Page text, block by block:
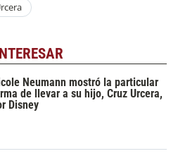
Neumann mostró la particular
de llevar a su hijo, Cruz Urcera,
Disney